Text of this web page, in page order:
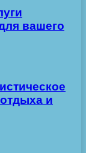
вашего
и